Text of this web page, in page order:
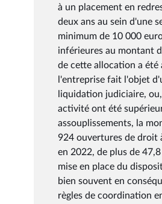
à un placement en
deux ans au sein d'une
minimum de 10 000
inférieures au montant
de cette allocation a été
l'entreprise fait l'objet
liquidation judiciaire,
activité ont été
assouplissements, la
924 ouvertures de droit
en 2022, de plus de
mise en place du
bien souvent en
règles de coordination